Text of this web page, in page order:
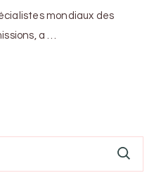
mondiaux des
a …